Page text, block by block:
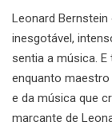
Leonard
inesgotável,
sentia a música.
enquanto
e da música que
marcante de